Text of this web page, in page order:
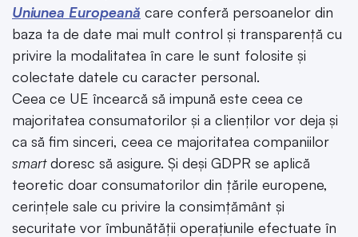
Uniunea Europeană care conferă persoanelor din
baza ta de date mai mult control și transparență cu
privire la modalitatea în care le sunt folosite și
colectate datele cu caracter personal.
Ceea ce UE încearcă să impună este ceea ce
majoritatea consumatorilor și a clienților vor deja și
ca să fim sinceri, ceea ce majoritatea companiilor
smartdoresc să asigure. Și deși GDPR se aplică
teoretic doar consumatorilor din țările europene,
cerințele sale cu privire la consimțământ și
securitate vor îmbunătății operațiunile efectuate în